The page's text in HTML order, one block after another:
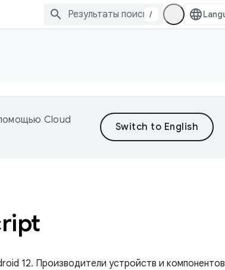
/
Cloud
12. Производители устройств и компонентов